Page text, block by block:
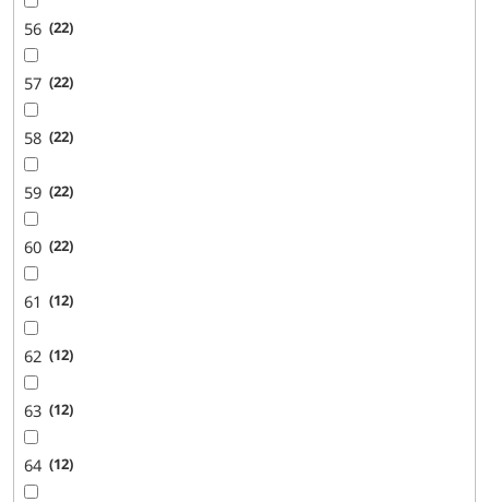
56 22
57 22
58 22
59 22
60 22
61 12
62 12
63 12
64 12